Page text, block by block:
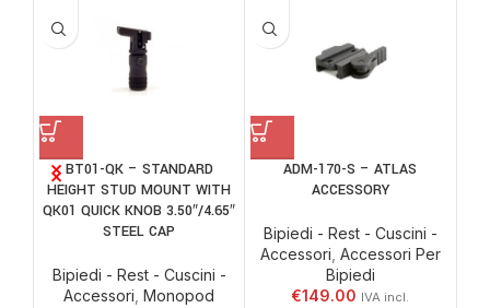
BT01-QK – STANDARD
HEIGHT STUD MOUNT WITH
QK01 QUICK KNOB 3.50″/4.65″
STEEL CAP
Bipiedi - Rest - Cuscini -
Accessori Monopod
ADM-170-S – ATLAS
ACCESSORY
Bipiedi - Rest - Cuscini -
Accessori Accessori Per
Bipiedi
€149.00